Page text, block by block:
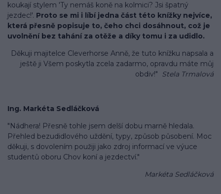
koukají stylem 'Ty nemáš koně na kolmici? Jsi špatný
jezdec!'. Proto se mi i líbí jedna část této knížky nejvíce,
která přesně popisuje to, čeho chci dosáhnout, což je
uvolnění bez tahání za otěže a díky tomu i za udidlo.
Děkuji majitelce Cleverhorse Anně, že tuto knížku napsala a
ještě ji Všem poskytla zcela zadarmo, opravdu máte můj
obdiv!" Stela Trmalová
Ing. Markéta Sedláčková
"Nádhera! Přesně tohle jsem delší dobu marně hledala.
Přehled bezudidlového uždění, typy, způsob působení. Moc
děkuji, s dovolením použiji jako zdroj informací ve výuce
studentů oboru Chov koní a jezdectví."
Markéta Sedláčková